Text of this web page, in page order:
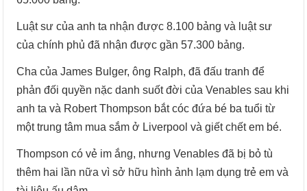
Luật sư của anh ta nhận được 8.100 bảng và luật sư
của chính phủ đã nhận được gần 57.300 bảng.
Cha của James Bulger, ông Ralph, đã đấu tranh để
phản đối quyền nặc danh suốt đời của Venables sau khi
anh ta và Robert Thompson bắt cóc đứa bé ba tuổi từ
một trung tâm mua sắm ở Liverpool và giết chết em bé.
Thompson có vẻ im ắng, nhưng Venables đã bị bỏ tù
thêm hai lần nữa vì sở hữu hình ảnh lạm dụng trẻ em và